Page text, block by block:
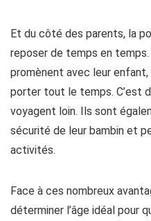
Et du côté des parents, la
reposer de temps en temps.
promènent avec leur
porter tout le temps. C’est
voyagent loin. Ils sont
sécurité de leur bambin et
activités.
Face à ces nombreux
déterminer l’âge idéal pour